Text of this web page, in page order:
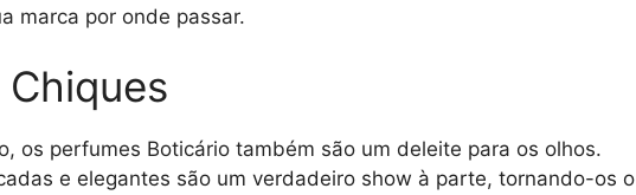
marca por onde passar.
os perfumes Boticário também são um deleite para os olhos.
e elegantes são um verdadeiro show à parte, tornando-os o